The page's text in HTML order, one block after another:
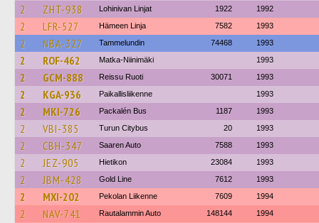
2 ZHT-938 Lohinivan Linjat 1922 1992
2 LFR-527 Hämeen Linja 7582 1993
2 NBA-327 Tammelundin 74468 1993
2 ROF-462 Matka-Niinimäki 1993
2 GCM-888 Reissu Ruoti 30071 1993
2 KGA-936 Paikallisliikenne 1993
2 MKI-726 Packalén Bus 1187 1993
2 VBI-385 Turun Citybus 20 1993
2 CBH-347 Saaren Auto 7588 1993
2 JEZ-905 Hietikon 23084 1993
2 JBM-428 Gold Line 7612 1993
2 MXI-202 Pekolan Liikenne 7609 1994
2 NAV-741 Rautalammin Auto 148144 1994